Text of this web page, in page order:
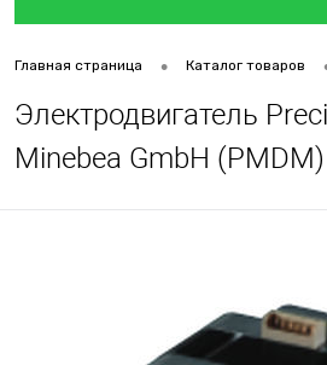
Главная страница • Каталог товаров
Электродвигатель
Minebea GmbH